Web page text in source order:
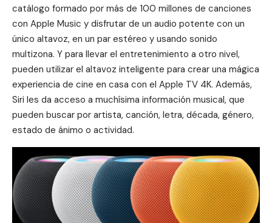
catálogo formado por más de 100 millones de canciones
con Apple Music y disfrutar de un audio potente con un
único altavoz, en un par estéreo y usando sonido
multizona. Y para llevar el entretenimiento a otro nivel,
pueden utilizar el altavoz inteligente para crear una mágica
experiencia de cine en casa con el Apple TV 4K. Además,
Siri les da acceso a muchísima información musical, que
pueden buscar por artista, canción, letra, década, género,
estado de ánimo o actividad.